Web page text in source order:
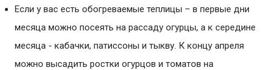
Если у вас есть обогреваемые теплицы – в первые дни
месяца можно посеять на рассаду огурцы, а к середине
месяца - кабачки, патиссоны и тыкву. К концу апреля
можно высадить ростки огурцов и томатов на